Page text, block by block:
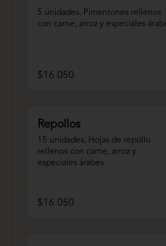
5 unidades. Pimentones rellenos
con carne, arroz y especiales
$16.050
Repollos
15 unidades. Hojas de repollo
rellenos con carne, arroz y
especiales árabes.
$16.050